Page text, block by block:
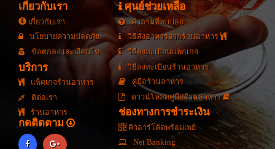
เกี่ยวกับเรา
เกี่ยวกับเรา
นโยบายความปลดภัย
ข้อตกลงและเงื่อนไข
บริการ
แพ็คเกจร้านอาหาร
ติต่อเรา
ร้านอาหาร
กดติดตาม
ศุนย์ช่วยเหลือ
คำถามที่พบบ่อย
วิธีสั่งอาหารจากร้านอาหาร
วิธีลงทะเบียนแพ็กเกจ
วิธีลงทะเบียนร้านอาหาร
คู่มือร้านอาหาร
ดาวน์โหลดคู่มือร้านอาหาร
ช่องทางการชำระเงิน
คิวอาร์โค้ดพร้อมเพย์
Net Banking